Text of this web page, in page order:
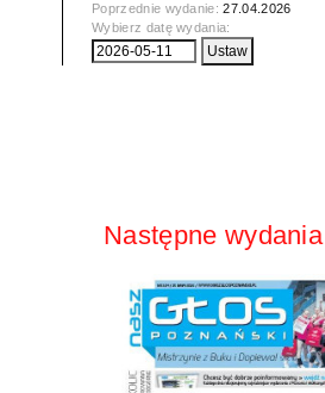
Poprzednie wydanie:27.04.2026
Wybierz datę wydania:
Następne wydania